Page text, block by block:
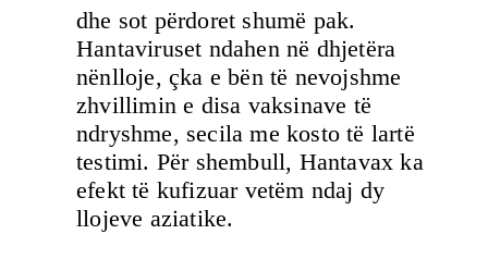
dhe sot përdoret shumë pak.
Hantaviruset ndahen në dhjetëra
nënlloje, çka e bën të nevojshme
zhvillimin e disa vaksinave të
ndryshme, secila me kosto të lartë
testimi. Për shembull, Hantavax ka
efekt të kufizuar vetëm ndaj dy
llojeve aziatike.